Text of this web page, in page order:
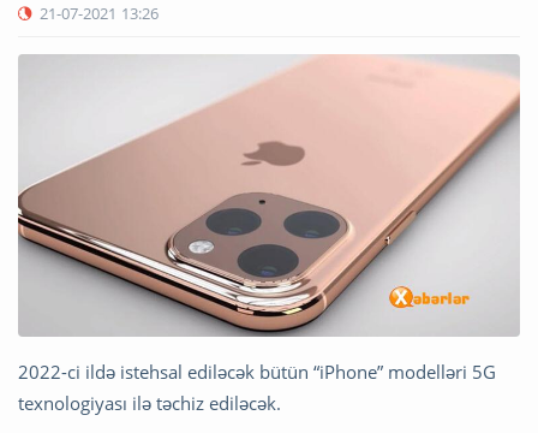
21-07-2021 13:26
2022-ci ildə istehsal ediləcək bütün “iPhone” modelləri 5G
texnologiyası ilə təchiz ediləcək.